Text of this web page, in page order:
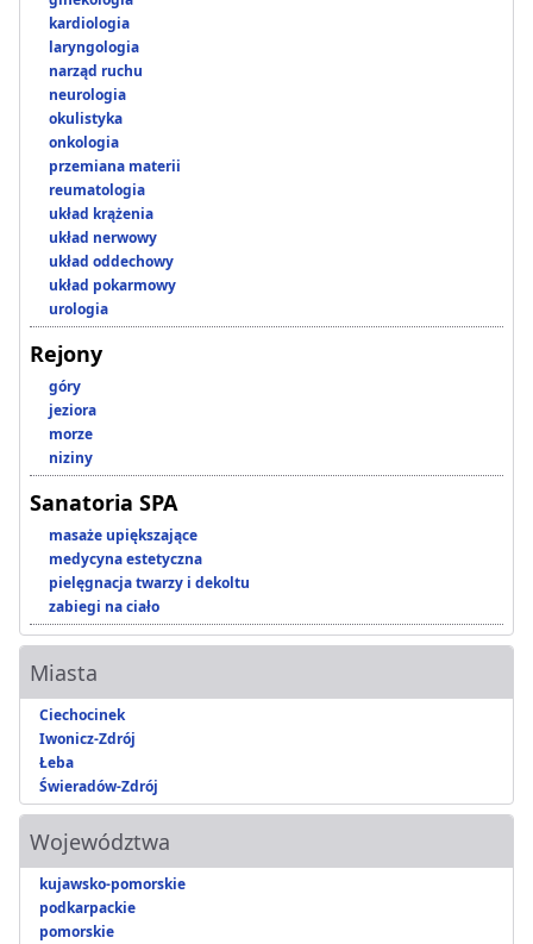
kardiologia
laryngologia
narząd ruchu
neurologia
okulistyka
onkologia
przemiana materii
reumatologia
układ krążenia
układ nerwowy
układ oddechowy
układ pokarmowy
urologia
Rejony
góry
jeziora
morze
niziny
Sanatoria SPA
masaże upiększające
medycyna estetyczna
pielęgnacja twarzy i dekoltu
zabiegi na ciało
Miasta
Ciechocinek
Iwonicz-Zdrój
Łeba
Świeradów-Zdrój
Województwa
kujawsko-pomorskie
podkarpackie
pomorskie